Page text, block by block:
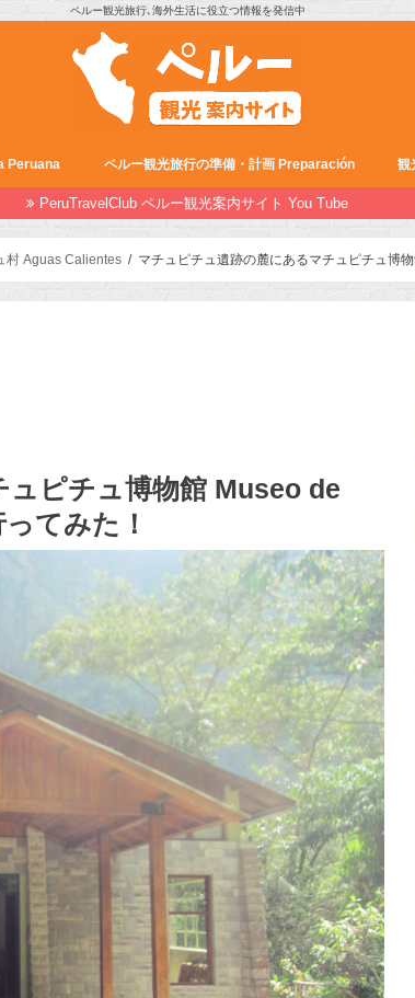
ペルー観光旅行､海外生活に役立つ情報を発信中
Peruana ペルー観光旅行の準備・計画 Preparación 観
PeruTravelClub ペルー観光案内サイト You Tube
村 Aguas Calientes マチュピチュ遺跡の麓にあるマチュピチュ博
ピチュ博物館 Museo de
てみた！